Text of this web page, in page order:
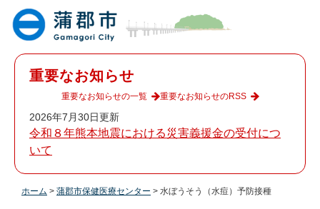
重要なお知らせ
2026年7月30日更新
令和８年熊本地震における災害義援金の受付につ
いて
重要なお知らせの一覧 重要なお知らせのRSS
ホーム > 蒲郡市保健医療センター > 水ぼうそう（水痘）予防接種